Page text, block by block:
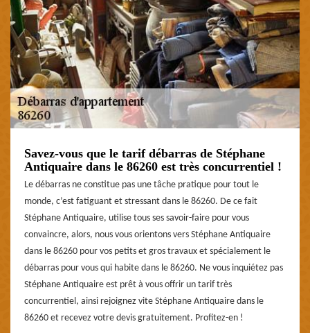
Savez-vous que le tarif débarras de Stéphane
Antiquaire dans le 86260 est très concurrentiel !
Le débarras ne constitue pas une tâche pratique pour tout le
monde, c’est fatiguant et stressant dans le 86260. De ce fait
Stéphane Antiquaire, utilise tous ses savoir-faire pour vous
convaincre, alors, nous vous orientons vers Stéphane Antiquaire
dans le 86260 pour vos petits et gros travaux et spécialement le
débarras pour vous qui habite dans le 86260. Ne vous inquiétez pas
Stéphane Antiquaire est prêt à vous offrir un tarif très
concurrentiel, ainsi rejoignez vite Stéphane Antiquaire dans le
86260 et recevez votre devis gratuitement. Profitez-en !